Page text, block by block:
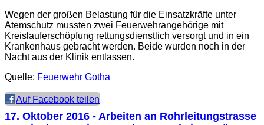
Wegen der großen Belastung für die Einsatzkräfte unter
Atemschutz mussten zwei Feuerwehrangehörige mit
Kreislauferschöpfung rettungsdienstlich versorgt und in ein
Krankenhaus gebracht werden. Beide wurden noch in der
Nacht aus der Klinik entlassen.
Quelle: Feuerwehr Gotha
Auf Facebook teilen
17. Oktober 2016 - Arbeiten an Rohrleitungstrasse